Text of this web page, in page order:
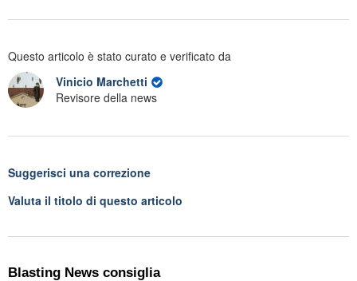
Questo articolo è stato curato e verificato da
Vinicio Marchetti
Revisore della news
Suggerisci una correzione
Valuta il titolo di questo articolo
Blasting News consiglia